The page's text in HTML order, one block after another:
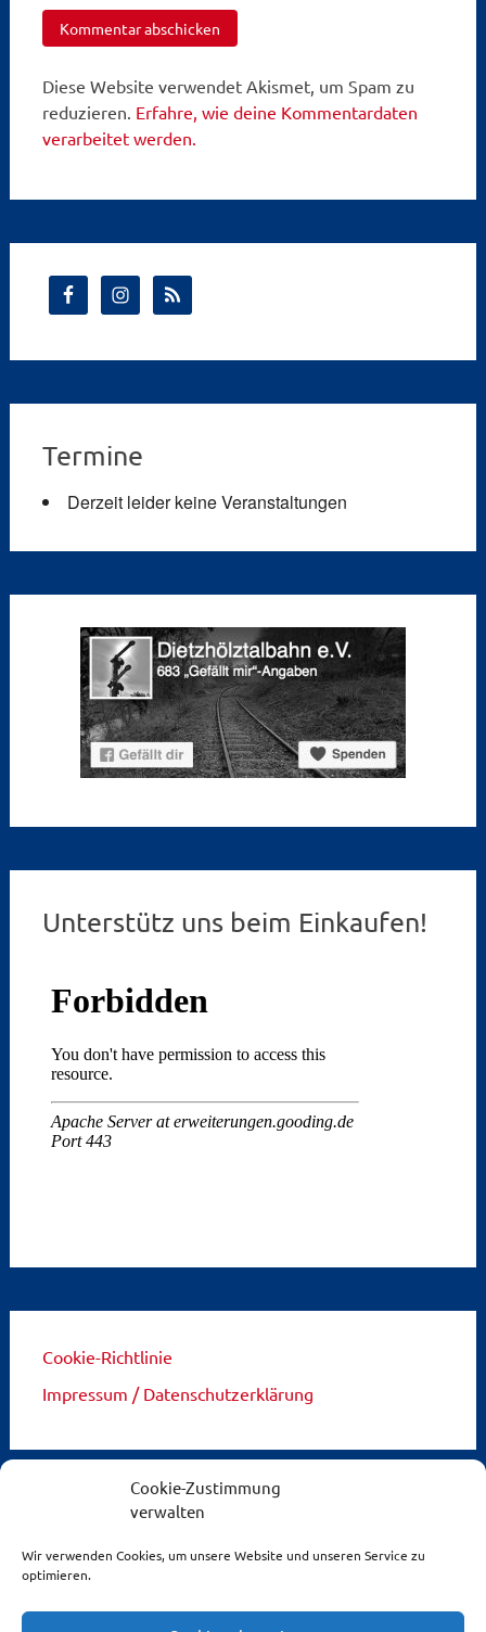
Cookie-Zustimmung
verwalten
Wir verwenden Cookies, um unsere Website und unseren Service zu
optimieren.
Diese Website verwendet Akismet, um Spam zu
reduzieren. Erfahre, wie deine Kommentardaten
verarbeitet werden.
Termine
Derzeit leider keine Veranstaltungen
Unterstütz uns beim Einkaufen!
Cookie-Richtlinie
Impressum / Datenschutzerklärung